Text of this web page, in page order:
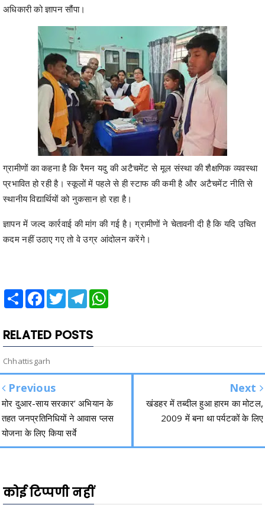
अधिकारी को ज्ञापन सौंपा।
ग्रामीणों का कहना है कि रैमन यदु की अटैचमेंट से मूल संस्था की शैक्षणिक व्यवस्था
प्रभावित हो रही है। स्कूलों में पहले से ही स्टाफ की कमी है और अटैचमेंट नीति से
स्थानीय विद्यार्थियों को नुकसान हो रहा है।
ज्ञापन में जल्द कार्रवाई की मांग की गई है। ग्रामीणों ने चेतावनी दी है कि यदि उचित
कदम नहीं उठाए गए तो वे उग्र आंदोलन करेंगे।
Share Facebook
TwitterTelegram
RELATED POSTS
Chhattisgarh
Previous
मोर दुआर-साय सरकार’ अभियान के
तहत जनप्रतिनिधियों ने आवास प्लस
योजना के लिए किया सर्वे
Next
खंडहर में तब्दील हुआ हारम का मोटल,
2009 में बना था पर्यटकों के लिए
कोई टिप्पणी नहीं